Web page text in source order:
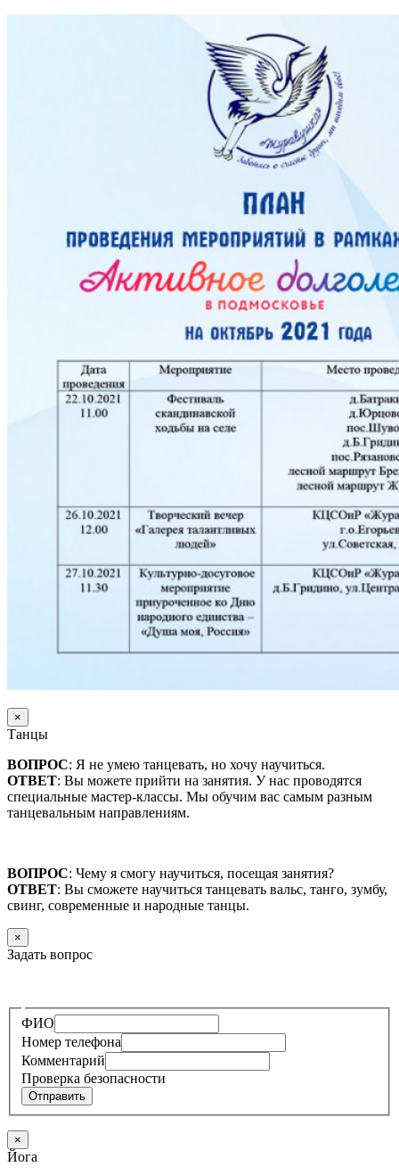
×
Танцы
ВОПРОС: Я не умею танцевать, но хочу научиться.
ОТВЕТ: Вы можете прийти на занятия. У нас проводятся
специальные мастер-классы. Мы обучим вас самым разным
танцевальным направлениям.
ВОПРОС: Чему я смогу научиться, посещая занятия?
ОТВЕТ: Вы сможете научиться танцевать вальс, танго, зумбу,
свинг, современные и народные танцы.
×
Задать вопрос
ФИО
Номер телефона
Комментарий
Проверка безопасности
Отправить
×
Йога